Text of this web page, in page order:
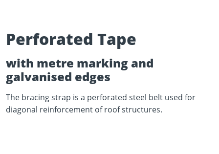
Perforated Tape
with metre marking and
galvanised edges
The bracing strap is a perforated steel belt used for
diagonal reinforcement of roof structures.